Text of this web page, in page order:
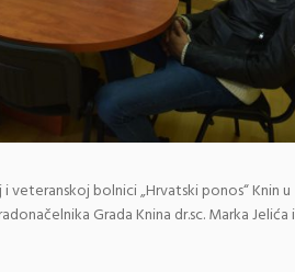
bolnici „Hrvatski ponos“ Knin u
Grada Knina dr.sc. Marka Jelića i